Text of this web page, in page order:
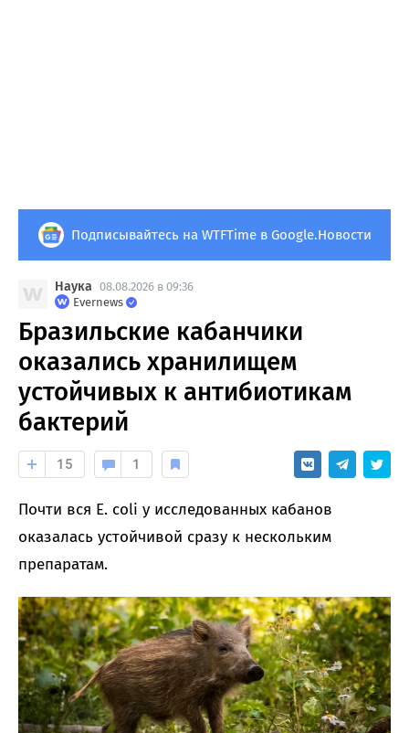
Подписывайтесь на WTFTime в Google.Новости
Наука 08.08.2026 в 09:36
Evernews
Бразильские кабанчики
оказались хранилищем
устойчивых к антибиотикам
бактерий
15 1
Почти вся E. coli у исследованных кабанов
оказалась устойчивой сразу к нескольким
препаратам.